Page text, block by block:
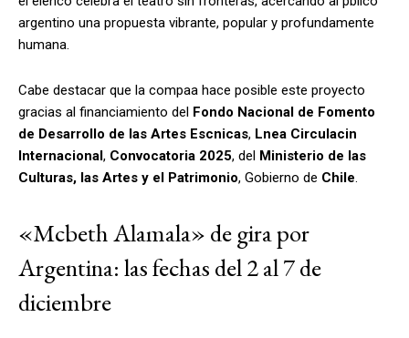
argentino una propuesta vibrante, popular y profundamente
humana.
Cabe destacar que la compaa hace posible este proyecto
gracias al financiamiento del Fondo Nacional de Fomento
de Desarrollo de las Artes Escnicas, Lnea Circulacin
Internacional, Convocatoria 2025, del Ministerio de las
Culturas, las Artes y el Patrimonio, Gobierno de Chile.
«Mcbeth Alamala» de gira por
Argentina: las fechas del 2 al 7 de
diciembre